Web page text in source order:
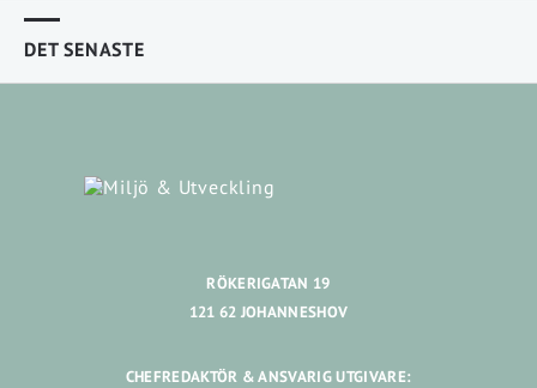
DET SENASTE
RÖKERIGATAN 19
121 62 JOHANNESHOV
CHEFREDAKTÖR & ANSVARIG UTGIVARE: